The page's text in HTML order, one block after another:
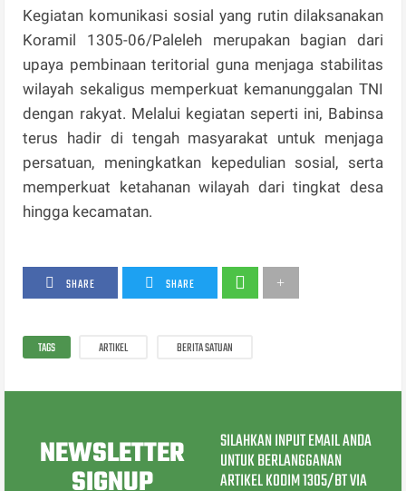
Kegiatan komunikasi sosial yang rutin dilaksanakan
Koramil 1305-06/Paleleh merupakan bagian dari
upaya pembinaan teritorial guna menjaga stabilitas
wilayah sekaligus memperkuat kemanunggalan TNI
dengan rakyat. Melalui kegiatan seperti ini, Babinsa
terus hadir di tengah masyarakat untuk menjaga
persatuan, meningkatkan kepedulian sosial, serta
memperkuat ketahanan wilayah dari tingkat desa
hingga kecamatan.
SHARE SHARE
TAGS ARTIKEL BERITA SATUAN
NEWSLETTER
SIGNUP
SILAHKAN INPUT EMAIL ANDA
UNTUK BERLANGGANAN
ARTIKEL KODIM 1305/BT VIA